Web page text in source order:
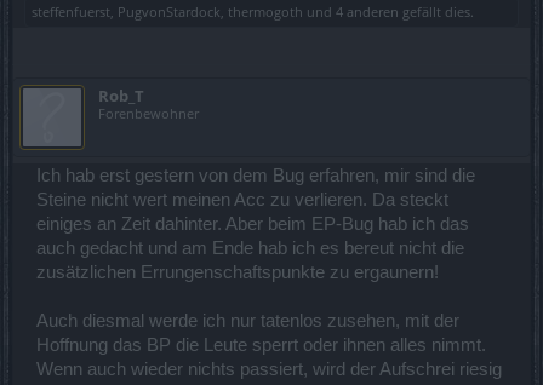
steffenfuerst PugvonStardock thermogoth und 4 anderen gefällt dies.
Rob_T
Forenbewohner
Ich hab erst gestern von dem Bug erfahren, mir sind die
Steine nicht wert meinen Acc zu verlieren. Da steckt
einiges an Zeit dahinter. Aber beim EP-Bug hab ich das
auch gedacht und am Ende hab ich es bereut nicht die
zusätzlichen Errungenschaftspunkte zu ergaunern!
Auch diesmal werde ich nur tatenlos zusehen, mit der
Hoffnung das BP die Leute sperrt oder ihnen alles nimmt.
Wenn auch wieder nichts passiert, wird der Aufschrei riesig